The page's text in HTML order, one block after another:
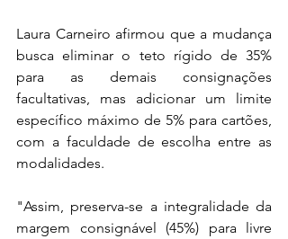
Laura Carneiro afirmou que a mudança
busca eliminar o teto rígido de 35%
para as demais consignações
facultativas, mas adicionar um limite
específico máximo de 5% para cartões,
com a faculdade de escolha entre as
modalidades.
"Assim, preserva-se a integralidade da
margem consignável (45%) para livre